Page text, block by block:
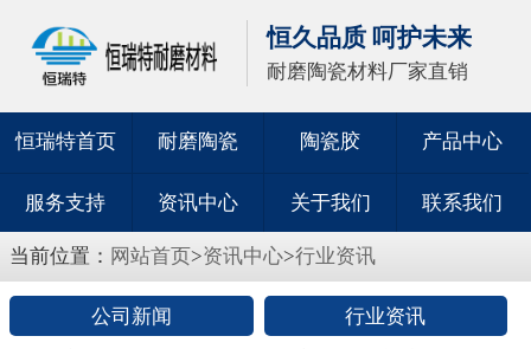
恒久品质 呵护未来
耐磨陶瓷材料厂家直销
恒瑞特首页 耐磨陶瓷 陶瓷胶 产品中心
服务支持 资讯中心 关于我们 联系我们
当前位置： 网站首页>资讯中心>行业资讯
公司新闻 行业资讯